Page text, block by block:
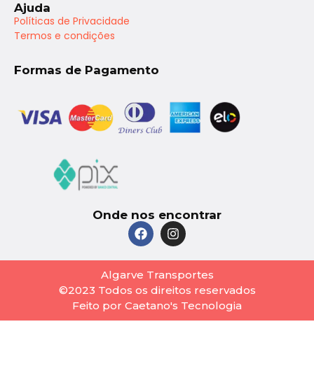
Ajuda
Políticas de Privacidade
Termos e condições
Formas de Pagamento
Onde nos encontrar
Algarve Transportes
©2023 Todos os direitos reservados
Feito por Caetano's Tecnologia